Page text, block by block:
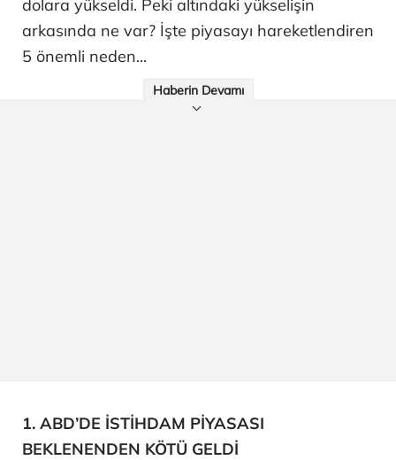
dolara yükseldi. Peki altındaki yükselişin
arkasında ne var? İşte piyasayı hareketlendiren
5 önemli neden...
Haberin Devamı
1. ABD’DE İSTİHDAM PİYASASI
BEKLENENDEN KÖTÜ GELDİ